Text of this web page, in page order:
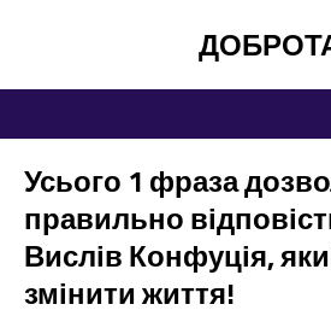
Усього 1 фраза
правильно
Вислів Конфуція,
змінити життя!